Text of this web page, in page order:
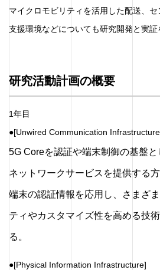
マイクロモビリティを活用した配送、
支援環境などについても研究開発と実証
研究活動計画の概要
1年目
●[Unwired Communication
5G Coreを認証や端末制御の基盤
ネットワークサービスを提供する
端末の認証情報を応用し、さまざ
ティやカスタマイズ性を高める技
る。
●[Physical Information Infrastructure]